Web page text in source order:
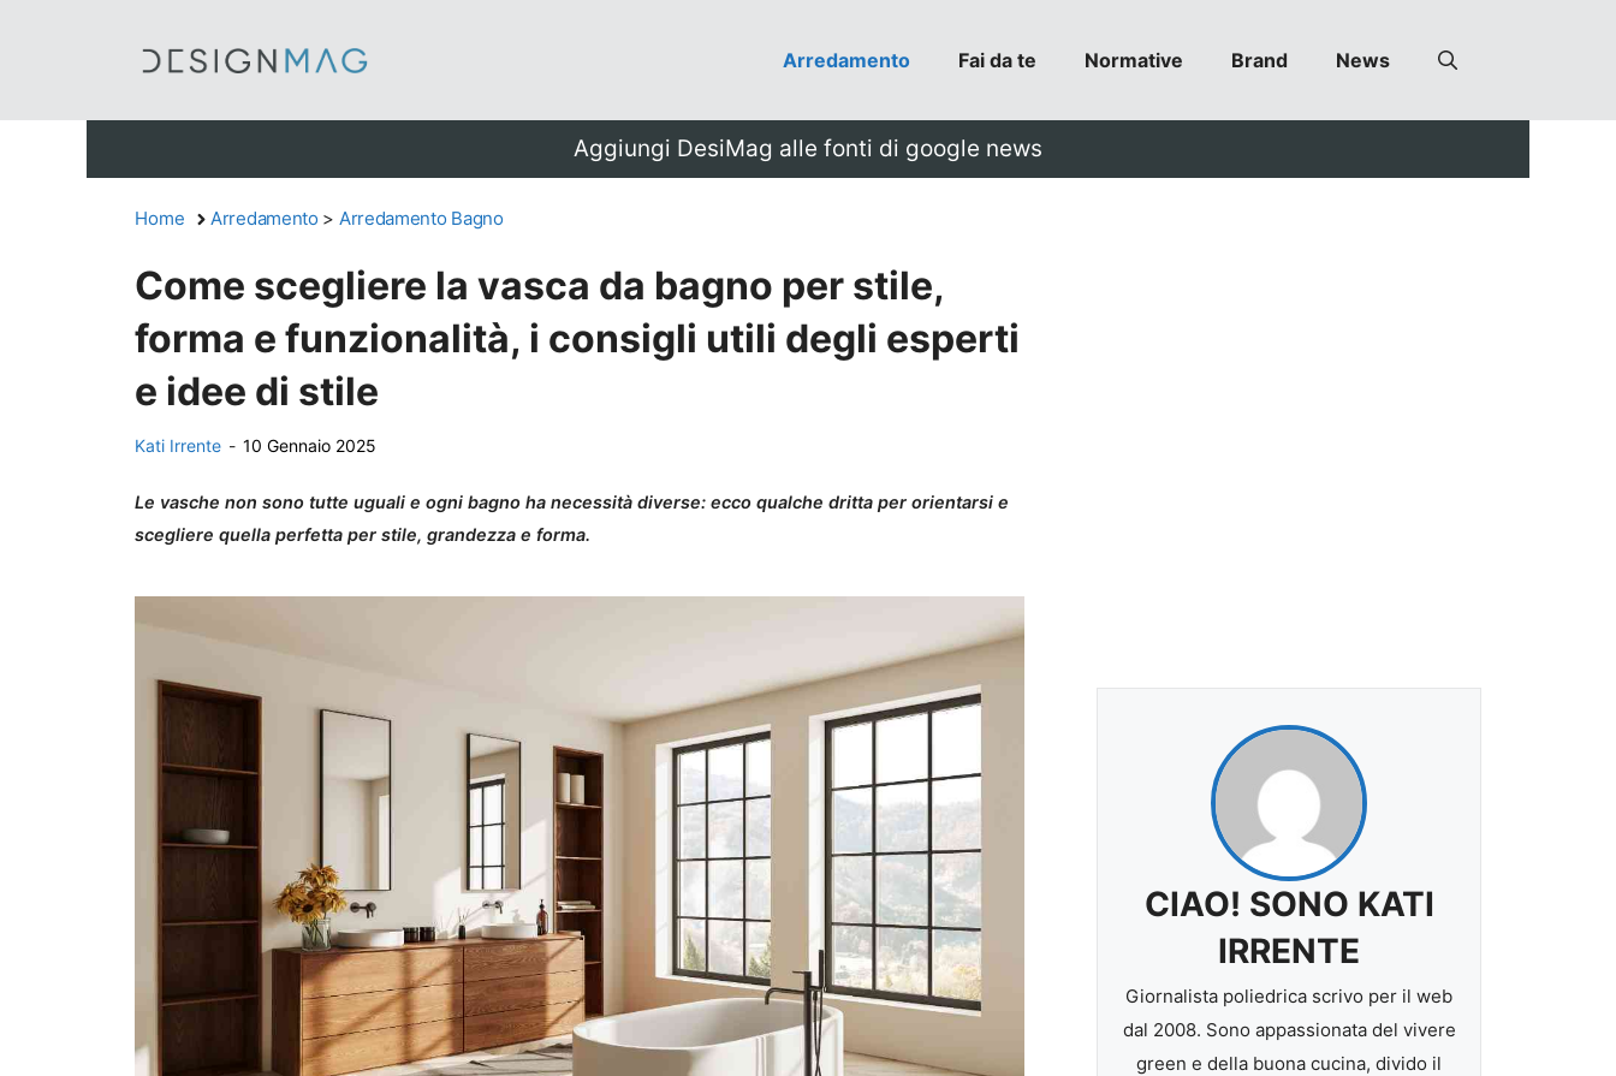
Arredamento Fai da te Normative Brand News
Aggiungi DesiMag alle fonti di google news
Home Arredamento > Arredamento Bagno
Come scegliere la vasca da bagno per stile,
forma e funzionalità, i consigli utili degli esperti
e idee di stile
Kati Irrente - 10 Gennaio 2025
Le vasche non sono tutte uguali e ogni bagno ha necessità diverse: ecco qualche dritta per orientarsi e
scegliere quella perfetta per stile, grandezza e forma.
CIAO! SONO KATI
IRRENTE
Giornalista poliedrica scrivo per il web
dal 2008. Sono appassionata del vivere
green e della buona cucina, divido il